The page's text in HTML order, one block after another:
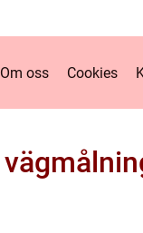
Om oss Cookies